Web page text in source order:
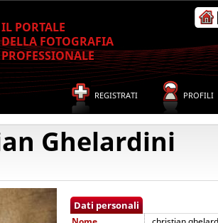
IL PORTALE
DELLA FOTOGRAFIA
PROFESSIONALE
REGISTRATI PROFILI
Ghelardini
Dati personali